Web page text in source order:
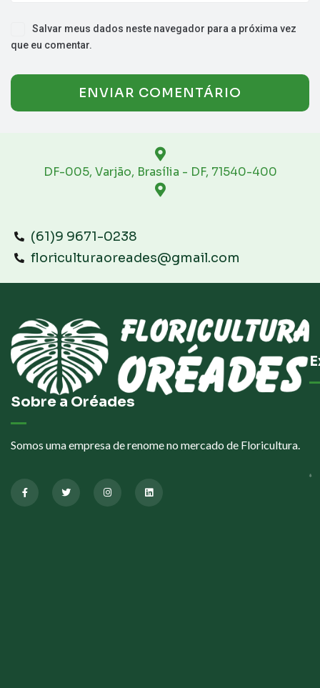
Salvar meus dados neste navegador para a próxima vez
que eu comentar.
DF-005, Varjão, Brasília - DF, 71540-400
(61)9 9671-0238
floriculturaoreades@gmail.com
Sobre a Oréades
Somos uma empresa de renome no mercado de Floricultura.